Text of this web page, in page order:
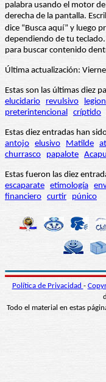
palabra usando el motor
derecha de la pantalla.
dice “Busca aquí” y luego
dependiendo de tu
para buscar contenido
Última actualización:
Estas son las últimas diez
elucidario
revulsivo
preterintencional críptido
Estas diez entradas han
antojo elusivo Matilde
churrasco
papalote
Estas fueron las diez
escaparate etimología
financiero curtir púnico
Política de Privacidad -
Todo el material en estas